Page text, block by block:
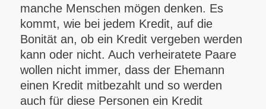
manche Menschen mögen denken. Es
kommt, wie bei jedem Kredit, auf die
Bonität an, ob ein Kredit vergeben werden
kann oder nicht. Auch verheiratete Paare
wollen nicht immer, dass der Ehemann
einen Kredit mitbezahlt und so werden
auch für diese Personen ein Kredit